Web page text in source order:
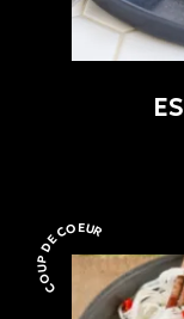
Coup de coeur
COUP DE COEUR